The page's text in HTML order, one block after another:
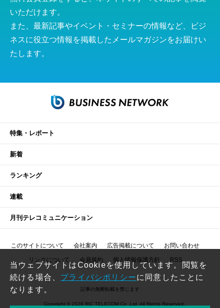
いただけます。
また、最新記事やイベント・セミナーの情報など、ビジ
ネスに役立つ情報を掲載したメールマガジンをお届けい
たします。
特集・レポート
新着
ランキング
連載
月刊テレコミュニケーション
このサイトについて 会社案内 広告掲載について お問い合わせ
リンクについて 会員規約 個人情報保護方針 RSS
記事の無断転載を禁じます
Copyright © 2026 RIC TELECOM Co.,Ltd. All Rights Reserved.
当ウェブサイトはCookieを使用しています。閲覧を
続ける場合、 プライバシポリシーに同意したことに
なります。